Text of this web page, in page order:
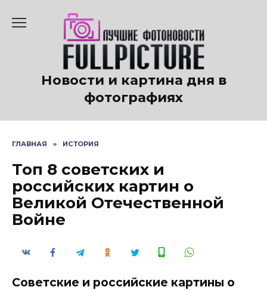
содержанию
Новости и картина дня в
фотографиях
ГЛАВНАЯ » ИСТОРИЯ
Топ 8 советских и
российских картин о
Великой Отечественной
Войне
Советские и российские картины о